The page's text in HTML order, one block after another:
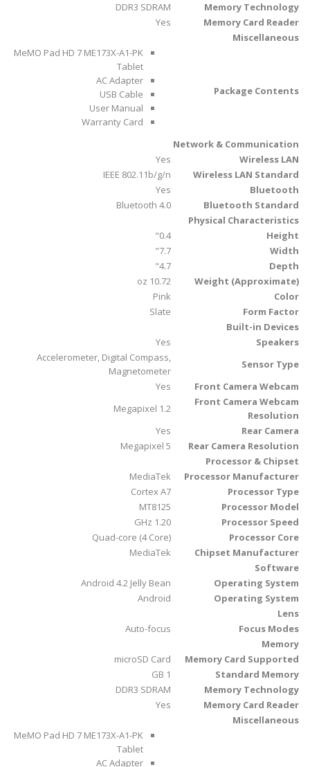
Memory Technology
DDR3 SDRAM
Memory Card Reader
Yes
Miscellaneous
Package Contents
MeMO Pad HD 7 ME173X-A1-PK
Tablet
AC Adapter
USB Cable
User Manual
Warranty Card
Network & Communication
Wireless LAN
Yes
Wireless LAN Standard
IEEE 802.11b/g/n
Bluetooth
Yes
Bluetooth Standard
Bluetooth 4.0
Physical Characteristics
Height
0.4"
Width
7.7"
Depth
4.7"
Weight (Approximate)
10.72 oz
Color
Pink
Form Factor
Slate
Built-in Devices
Speakers
Yes
Sensor Type
Accelerometer, Digital Compass,
Magnetometer
Front Camera Webcam
Yes
Front Camera Webcam
Resolution
1.2 Megapixel
Rear Camera
Yes
Rear Camera Resolution
5 Megapixel
Processor & Chipset
Processor Manufacturer
MediaTek
Processor Type
Cortex A7
Processor Model
MT8125
Processor Speed
1.20 GHz
Processor Core
Quad-core (4 Core)
Chipset Manufacturer
MediaTek
Software
Operating System
Android 4.2 Jelly Bean
Operating System
Android
Lens
Focus Modes
Auto-focus
Memory
Memory Card Supported
microSD Card
Standard Memory
1 GB
Memory Technology
DDR3 SDRAM
Memory Card Reader
Yes
Miscellaneous
MeMO Pad HD 7 ME173X-A1-PK
Tablet
AC Adapter